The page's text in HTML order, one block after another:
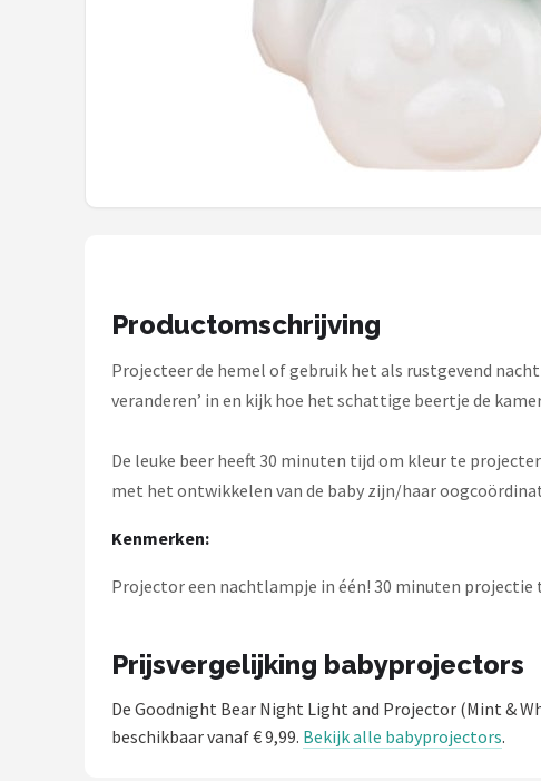
Productomschrijving
Projecteer de hemel of gebruik het als rustgevend
veranderen’ in en kijk hoe het schattige beertje de
De leuke beer heeft 30 minuten tijd om kleur te
met het ontwikkelen van de baby zijn/haar
Kenmerken:
Projector een nachtlampje in één! 30 minuten
Prijsvergelijking babyprojectors
De Goodnight Bear Night Light and Projector (Mint &
beschikbaar vanaf € 9,99. Bekijk alle babyprojectors.